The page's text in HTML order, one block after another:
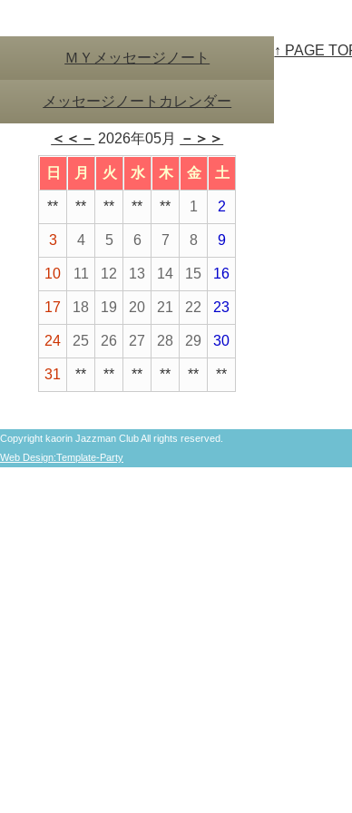
ＭＹメッセージノート
メッセージノートカレンダー
＜＜－ 2026年05月 －＞＞
日 月 火 水 木 金 土
** ** ** ** ** 1 2
3 4 5 6 7 8 9
10 11 12 13 14 15 16
17 18 19 20 21 22 23
24 25 26 27 28 29 30
31 ** ** ** ** ** **
↑ PAGE
Copyright kaorin Jazzman Club All rights reserved.
Web Design:Template-Party